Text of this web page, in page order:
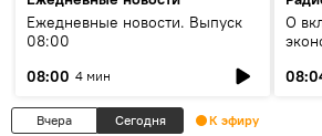
Ежедневные новости. Выпуск
08:00
08:00 4 мин
О
Вчера Сегодня К эфиру